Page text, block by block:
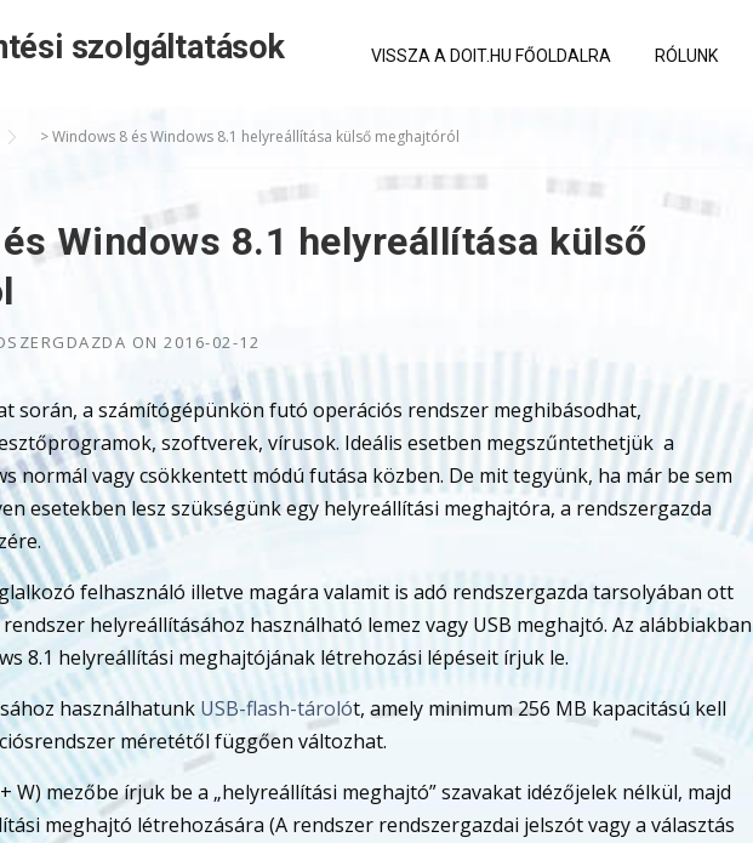
szolgáltatások VISSZA A DOIT.HU FŐOLDALRA RÓLUNK
>Windows 8 és Windows 8.1 helyreállítása külső meghajtóról
Windows 8.1 helyreállítása külső
ON 2016-02-12
során, a számítógépünkön futó operációs rendszer meghibásodhat,
szoftverek, vírusok. Ideális esetben megszűntethetjük a
normál vagy csökkentett módú futása közben. De mit tegyünk, ha már be sem
esetekben lesz szükségünk egy helyreállítási meghajtóra, a rendszergazda
felhasználó illetve magára valamit is adó rendszergazda tarsolyában ott
helyreállításához használható lemez vagy USB meghajtó. Az alábbiakban
8.1 helyreállítási meghajtójának létrehozási lépéseit írjuk le.
használhatunkUSB-flash-tárolót, amely minimum 256 MB kapacitású kell
méretétől függően változhat.
W) mezőbe írjuk be a „helyreállítási meghajtó” szavakat idézőjelek nélkül, majd
meghajtó létrehozására (A rendszer rendszergazdai jelszót vagy a választás